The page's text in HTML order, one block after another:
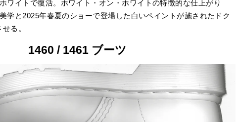
ワイトで復活。ホワイト・オン・ホワイトの特徴的な仕上がり
学と2025年春夏のショーで登場した白いペイントが施されたドク
る。
1460 / 1461 ブーツ